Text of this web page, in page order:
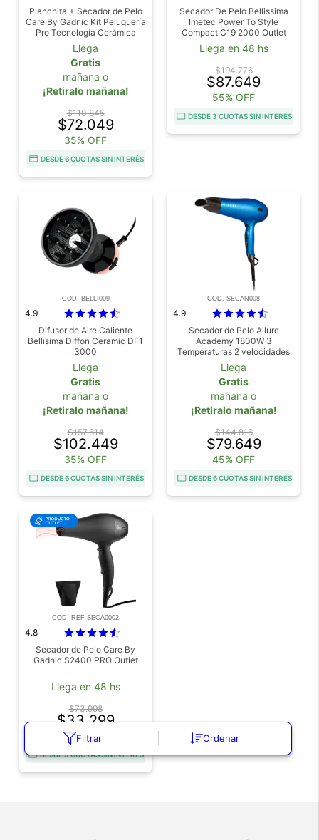
Filtrar Ordenar
Planchita + Secador de Pelo
Care By Gadnic Kit Peluquería
Pro Tecnología Cerámica
Llega
Gratis
mañana o
¡Retiralo mañana!
$110.845
$72.049
35% OFF
DESDE 6 CUOTAS SIN INTERÉS
Secador De Pelo Bellissima
Imetec Power To Style
Compact C19 2000 Outlet
Llega en 48 hs
$194.776
$87.649
55% OFF
DESDE 3 CUOTAS SIN INTERÉS
COD. BELLI009
4.9
Difusor de Aire Caliente
Bellisima Diffon Ceramic DF1
3000
Llega
Gratis
mañana o
¡Retiralo mañana!
$157.614
$102.449
35% OFF
DESDE 6 CUOTAS SIN INTERÉS
COD. SECAN008
4.9
Secador de Pelo Allure
Academy 1800W 3
Temperaturas 2 velocidades
Llega
Gratis
mañana o
¡Retiralo mañana!
$144.816
$79.649
45% OFF
DESDE 6 CUOTAS SIN INTERÉS
COD. REF-SECA0002
4.8
Secador de Pelo Care By
Gadnic S2400 PRO Outlet
Llega en 48 hs
$73.998
$33.299
55% OFF
DESDE 3 CUOTAS SIN INTERÉS